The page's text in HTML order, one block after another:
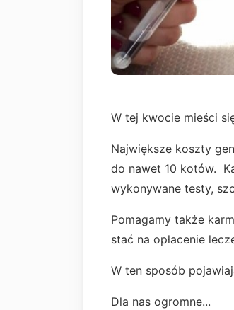
W tej kwocie mieści
Największe koszty
do nawet 10 kotów.
wykonywane testy,
Pomagamy także
stać na opłacenie
W ten sposób
Dla nas ogromne...